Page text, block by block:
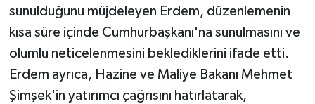
sunulduğunu müjdeleyen Erdem, düzenlemenin
kısa süre içinde Cumhurbaşkanı'na sunulmasını ve
olumlu neticelenmesini beklediklerini ifade etti.
Erdem ayrıca, Hazine ve Maliye Bakanı Mehmet
Şimşek'in yatırımcı çağrısını hatırlatarak,